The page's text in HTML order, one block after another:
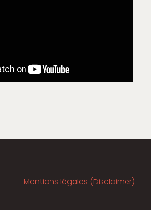
Mentions légales (Disclaimer)